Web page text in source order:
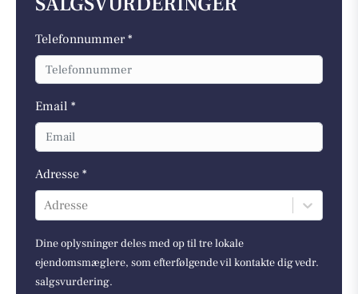
Telefonnummer *
Email *
Adresse *
Adresse
Dine oplysninger deles med op til tre lokale
ejendomsmæglere, som efterfølgende vil kontakte dig vedr.
salgsvurdering.